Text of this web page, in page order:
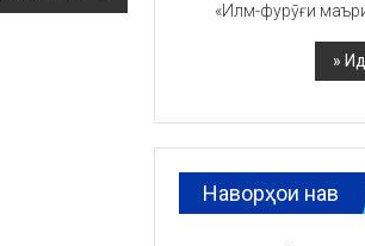
«Илм-фурӯғи
Наворҳои нав